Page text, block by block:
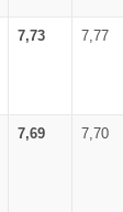
7,73 7,77
7,69 7,70